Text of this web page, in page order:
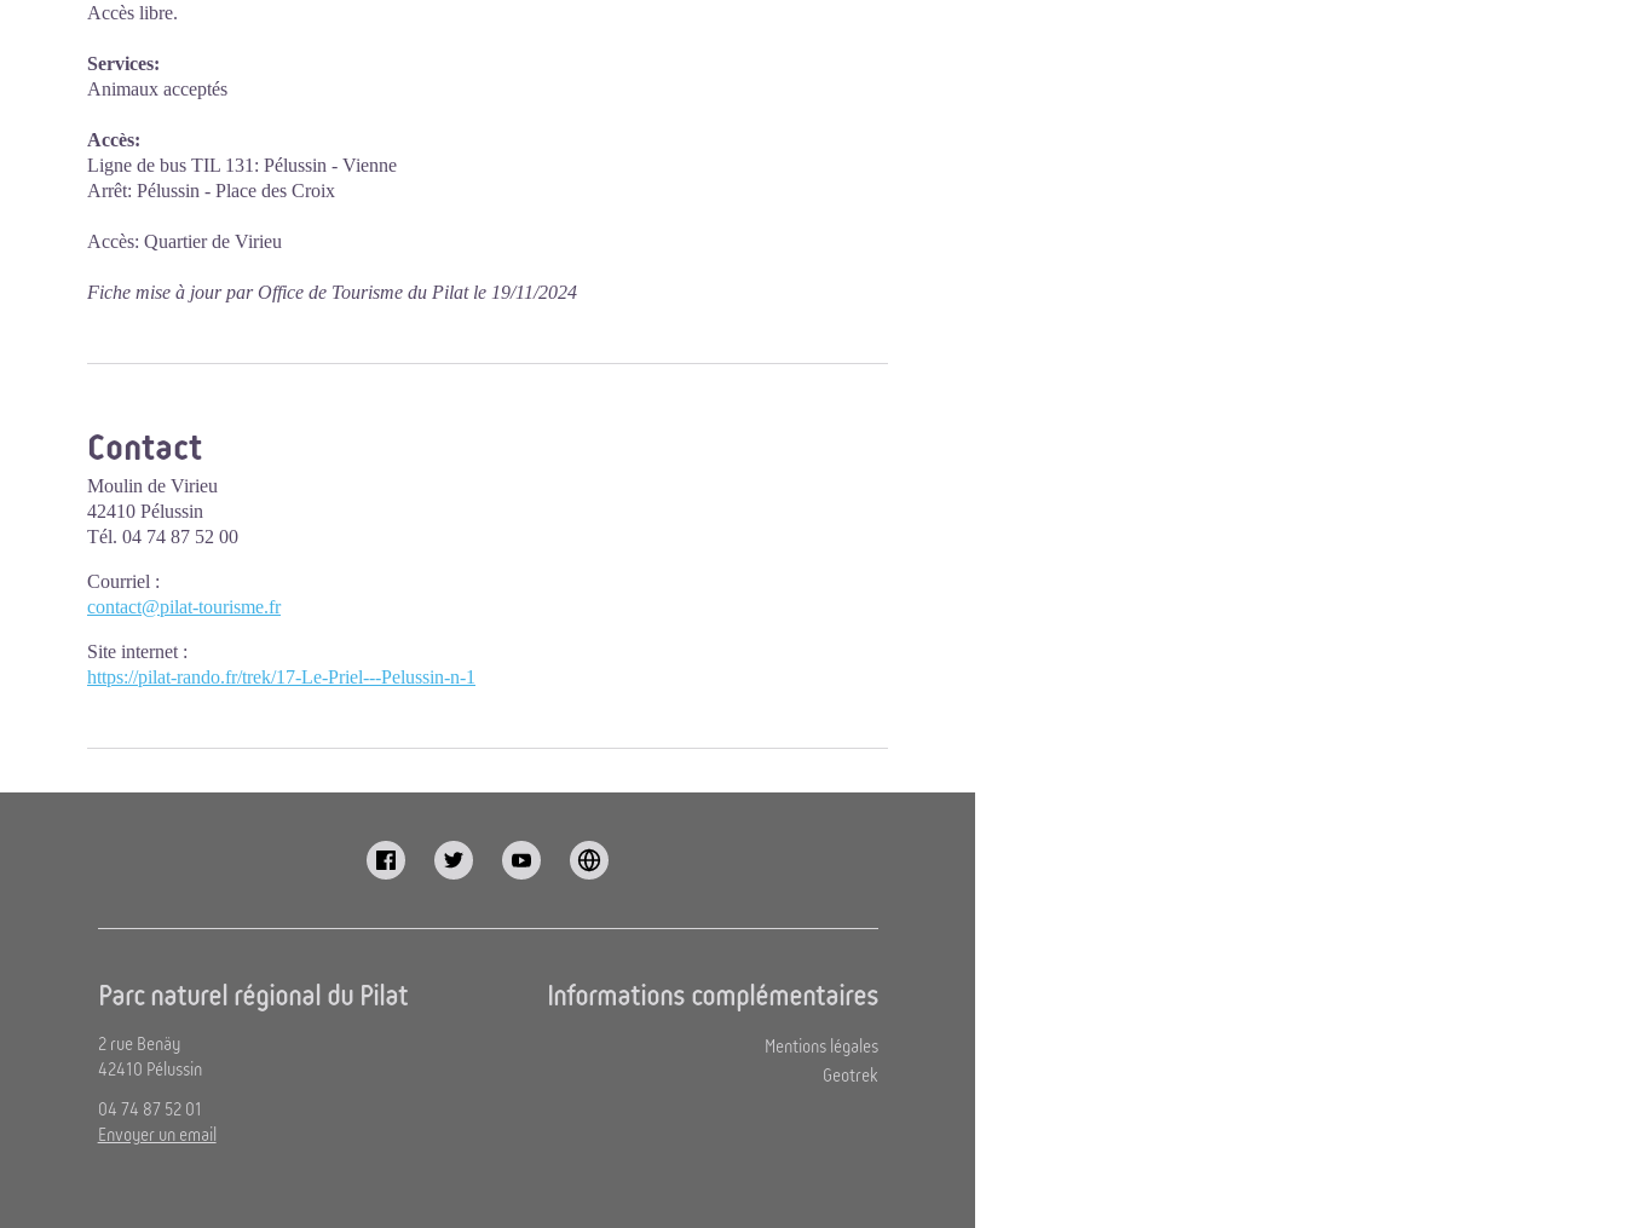
Accès libre.
Services:
Animaux acceptés
Accès:
Ligne de bus TIL 131: Pélussin - Vienne
Arrêt: Pélussin - Place des Croix
Accès: Quartier de Virieu
Fiche mise à jour par Office de Tourisme du Pilat le 19/11/2024
Contact
Moulin de Virieu
42410 Pélussin
Tél. 04 74 87 52 00
Courriel :
contact@pilat-tourisme.fr
Site internet :
https://pilat-rando.fr/trek/17-Le-Priel---Pelussin-n-1
Parc naturel régional du Pilat
2 rue Benäy
42410 Pélussin
04 74 87 52 01
Envoyer un email
Informations complémentaires
Mentions légales
Geotrek